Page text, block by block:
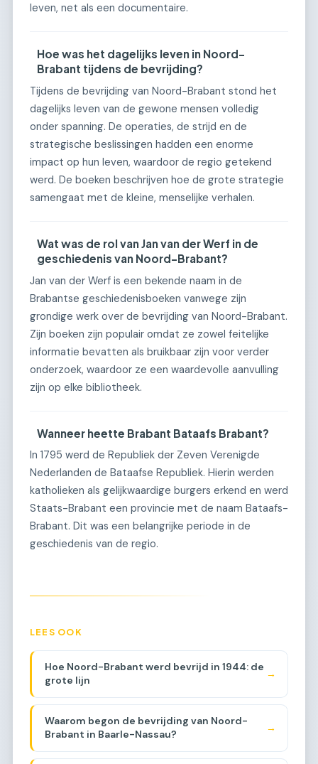
leven, net als een documentaire.
Hoe was het dagelijks leven in Noord-
Brabant tijdens de bevrijding?
Tijdens de bevrijding van Noord-Brabant stond het
dagelijks leven van de gewone mensen volledig
onder spanning. De operaties, de strijd en de
strategische beslissingen hadden een enorme
impact op hun leven, waardoor de regio getekend
werd. De boeken beschrijven hoe de grote strategie
samengaat met de kleine, menselijke verhalen.
Wat was de rol van Jan van der Werf in de
geschiedenis van Noord-Brabant?
Jan van der Werf is een bekende naam in de
Brabantse geschiedenisboeken vanwege zijn
grondige werk over de bevrijding van Noord-Brabant.
Zijn boeken zijn populair omdat ze zowel feitelijke
informatie bevatten als bruikbaar zijn voor verder
onderzoek, waardoor ze een waardevolle aanvulling
zijn op elke bibliotheek.
Wanneer heette Brabant Bataafs Brabant?
In 1795 werd de Republiek der Zeven Verenigde
Nederlanden de Bataafse Republiek. Hierin werden
katholieken als gelijkwaardige burgers erkend en werd
Staats-Brabant een provincie met de naam Bataafs-
Brabant. Dit was een belangrijke periode in de
geschiedenis van de regio.
LEES OOK
Hoe Noord-Brabant werd bevrijd in 1944: de
grote lijn
→
Waarom begon de bevrijding van Noord-
Brabant in Baarle-Nassau?
→